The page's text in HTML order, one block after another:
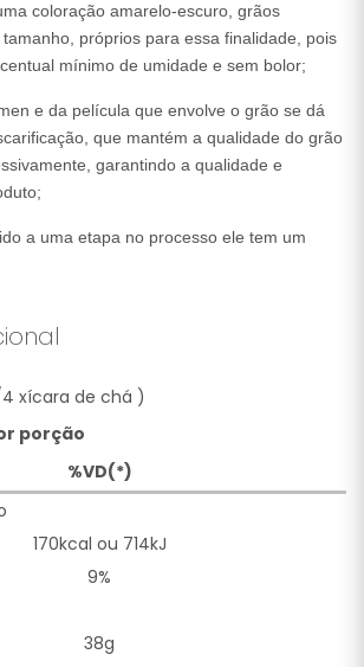
coloração amarelo-escuro, grãos
próprios para essa finalidade, pois
mínimo de umidade e sem bolor;
e da película que envolve o grão se dá
que mantém a qualidade do grão
garantindo a qualidade e
a uma etapa no processo ele tem um
xícara de chá )
porção
%VD(*)
170kcal ou 714kJ
9%
38g